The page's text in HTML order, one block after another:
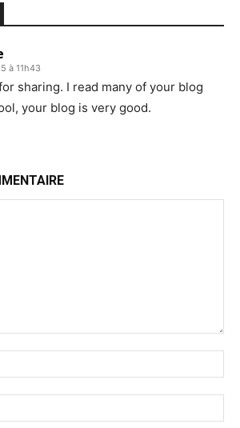
à 11h43
sharing. I read many of your blog
your blog is very good.